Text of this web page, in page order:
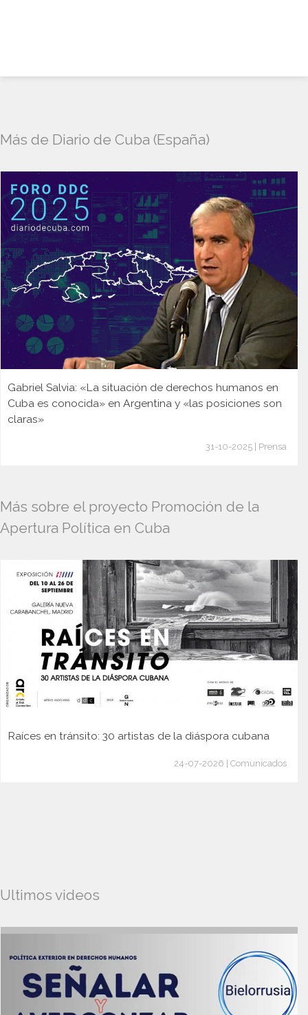
Más de Diario de Cuba (España)
Gabriel Salvia: «La situación de derechos humanos en
Cuba es conocida» en Argentina y «las posiciones son
claras»
31-10-2025 | Prensa
Más sobre el proyecto Promoción de la
Apertura Política en Cuba
Raíces en tránsito: 30 artistas de la diáspora cubana
24-07-2026 | Comunicados
Ultimos videos